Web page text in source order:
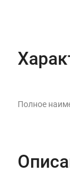
Полное